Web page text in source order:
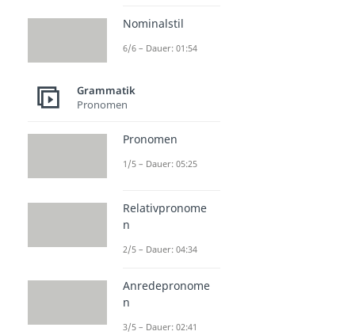
Nominalstil
6/6 – Dauer: 01:54
Grammatik
Pronomen
Pronomen
1/5 – Dauer: 05:25
Relativpronome
n
2/5 – Dauer: 04:34
Anredepronome
n
3/5 – Dauer: 02:41